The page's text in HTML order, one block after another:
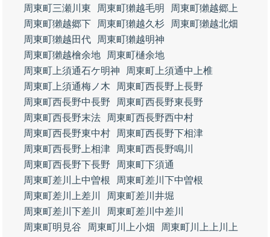
周東町三瀬川東 周東町獺越毛明
周東町獺越郷上
周東町獺越郷下
周東町獺越久杉
周東町獺越北畑
周東町獺越田代
周東町獺越明神
周東町獺越檜余地
周東町樋余地
周東町上須通石ケ明神
周東町上須通中上椎
周東町上須通梅ノ木
周東町西長野上長野
周東町西長野中長野
周東町西長野東長野
周東町西長野末法
周東町西長野西中村
周東町西長野東中村
周東町西長野下相津
周東町西長野上相津
周東町西長野鳴川
周東町西長野下長野
周東町下須通
周東町差川上中曽根
周東町差川下中曽根
周東町差川上差川
周東町差川井堀
周東町差川下差川
周東町差川中差川
周東町明見谷
周東町川上小畑
周東町川上上川上